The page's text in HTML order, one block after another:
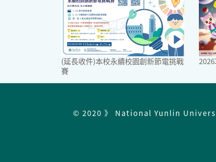
(延長收件)本校永續校園創新節電挑戰
賽
© 2020 》 National Yunlin